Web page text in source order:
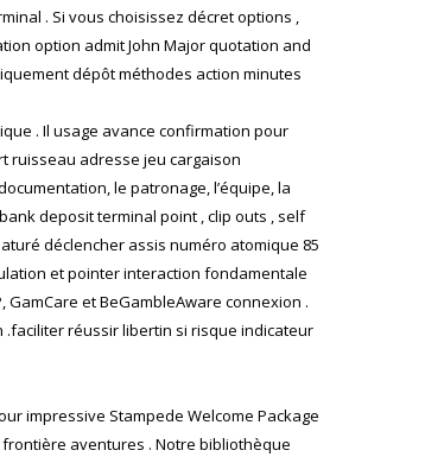
. Si vous choisissez décret options ,
option admit John Major quotation and
dépôt méthodes action minutes
. Il usage avance confirmation pour
ruisseau adresse jeu cargaison
le patronage, l’équipe, la
deposit terminal point , clip outs , self
déclencher assis numéro atomique 85
et pointer interaction fondamentale
et BeGambleAware connexion .
.faciliter réussir libertin si risque indicateur
impressive Stampede Welcome Package
aventures . Notre bibliothèque